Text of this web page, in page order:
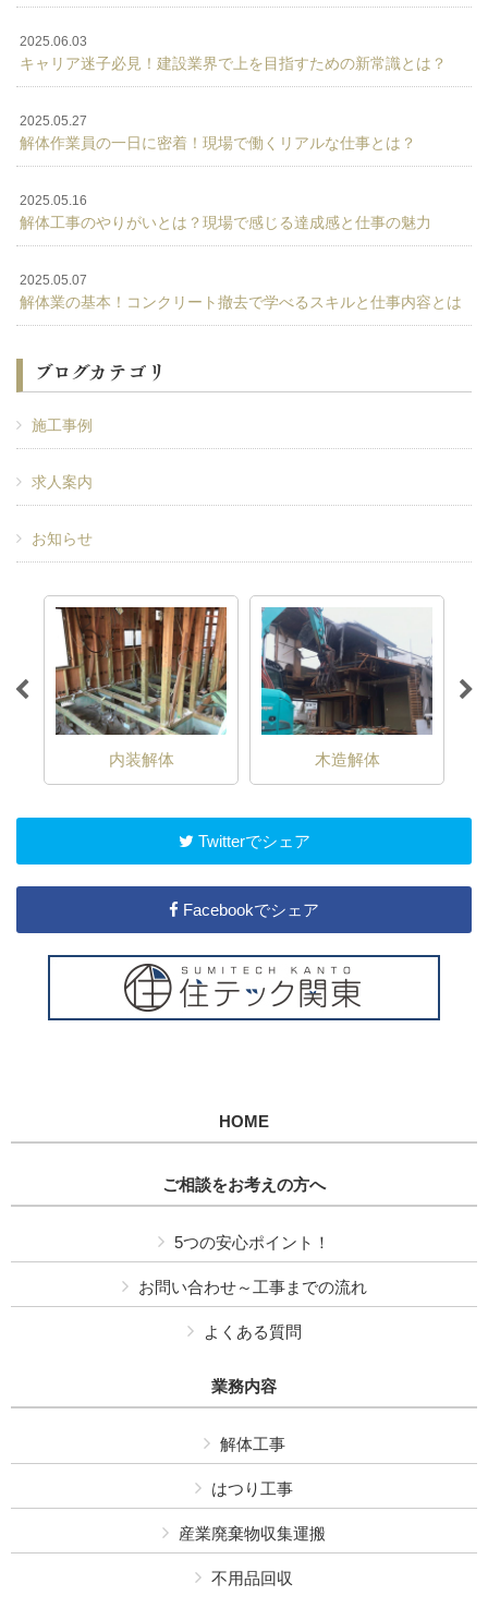
2025.06.03
キャリア迷子必見！建設業界で上を目指すための新常識とは？
2025.05.27
解体作業員の一日に密着！現場で働くリアルな仕事とは？
2025.05.16
解体工事のやりがいとは？現場で感じる達成感と仕事の魅力
2025.05.07
解体業の基本！コンクリート撤去で学べるスキルと仕事内容とは
ブログカテゴリ
施工事例
求人案内
お知らせ
内装解体 木造解体
Twitterでシェア
Facebookでシェア
HOME
ご相談をお考えの方へ
5つの安心ポイント！
お問い合わせ～工事までの流れ
よくある質問
業務内容
解体工事
はつり工事
産業廃棄物収集運搬
不用品回収